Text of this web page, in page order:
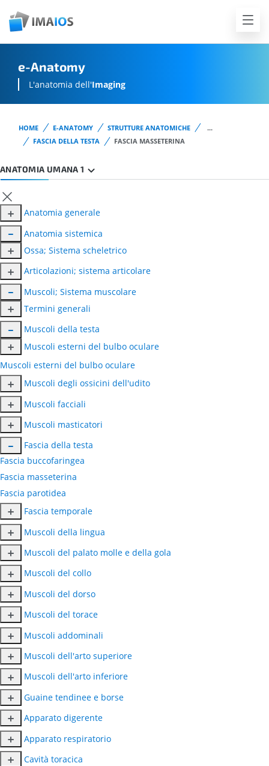
e-Anatomy
L'anatomia dell'Imaging
HOME E-ANATOMY STRUTTURE ANATOMICHE
...
FASCIA DELLA TESTA
FASCIA MASSETERINA
ANATOMIA UMANA 1
Anatomia generale
Anatomia sistemica
Ossa; Sistema scheletrico
Articolazioni; sistema articolare
Muscoli; Sistema muscolare
Termini generali
Muscoli della testa
Muscoli esterni del bulbo oculare
Muscoli esterni del bulbo oculare
Muscoli degli ossicini dell'udito
Muscoli facciali
Muscoli masticatori
Fascia della testa
Fascia buccofaringea
Fascia masseterina
Fascia parotidea
Fascia temporale
Muscoli della lingua
Muscoli del palato molle e della gola
Muscoli del collo
Muscoli del dorso
Muscoli del torace
Muscoli addominali
Muscoli dell'arto superiore
Muscoli dell'arto inferiore
Guaine tendinee e borse
Apparato digerente
Apparato respiratorio
Cavità toracica